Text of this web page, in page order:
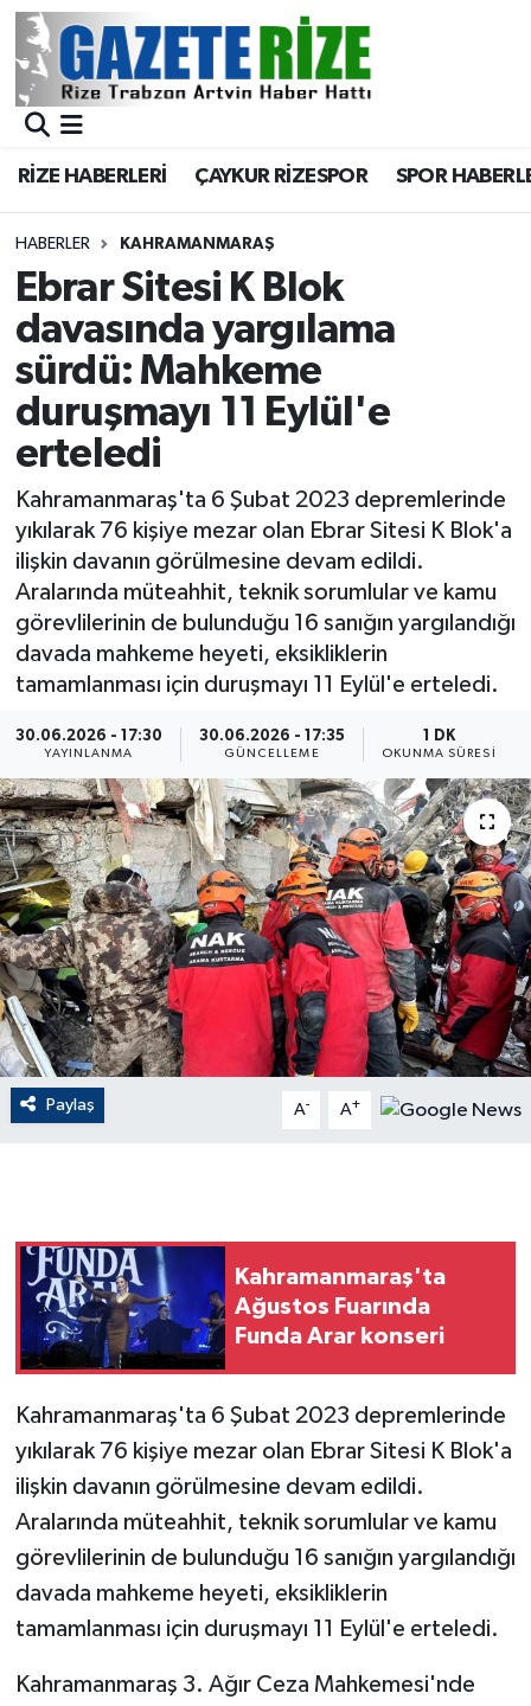
RİZE HABERLERİ ÇAYKUR RİZESPOR SPOR
HABERLER KAHRAMANMARAŞ
Ebrar Sitesi K Blok
davasında yargılama
sürdü: Mahkeme
duruşmayı 11 Eylül'e
erteledi
Kahramanmaraş'ta 6 Şubat 2023 depremlerinde
yıkılarak 76 kişiye mezar olan Ebrar Sitesi K Blok'a
ilişkin davanın görülmesine devam edildi.
Aralarında müteahhit, teknik sorumlular ve kamu
görevlilerinin de bulunduğu 16 sanığın yargılandığı
davada mahkeme heyeti, eksikliklerin
tamamlanması için duruşmayı 11 Eylül'e erteledi.
30.06.2026 - 17:30
YAYINLANMA
30.06.2026 - 17:35
GÜNCELLEME
1 DK
OKUNMA SÜRESI
Paylaş A- A+
Kahramanmaraş'ta
Ağustos Fuarında
Funda Arar konseri
Kahramanmaraş'ta 6 Şubat 2023 depremlerinde
yıkılarak 76 kişiye mezar olan Ebrar Sitesi K Blok'a
ilişkin davanın görülmesine devam edildi.
Aralarında müteahhit, teknik sorumlular ve kamu
görevlilerinin de bulunduğu 16 sanığın yargılandığı
davada mahkeme heyeti, eksikliklerin
tamamlanması için duruşmayı 11 Eylül'e erteledi.
Kahramanmaraş 3. Ağır Ceza Mahkemesi'nde
BÖLGEMİZ
Asayiş
Rize Jandarma Komutanlığı
Bilim Teknoloji
Advertising news
Canlı Maç
ÇEVRE
Dış Haberler
Dünya
EĞİTİM
EKONOMİ
English News
Finans
Flaş Haber
Gayrimenkul
GENEL
Güvenlik
HABERDE İNSAN
İNSAN
İş Dünyası
Jandarma
KÜLTÜR SANAT
Merkez Nöbetçi Eczaneler
Merkez Trafik Yoğunluk Haritası
Süper Lig Puan Durumu ve Fikstür
Tüm Manşetler
Son Dakika Haberleri
Haber Arşivi